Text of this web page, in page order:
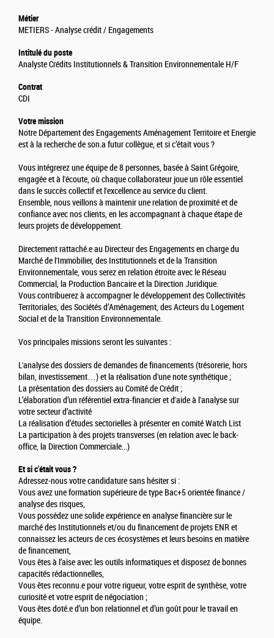
Métier
METIERS - Analyse crédit / Engagements
Intitulé du poste
Analyste Crédits Institutionnels & Transition Environnementale H/F
Contrat
CDI
Votre mission
Notre Département des Engagements Aménagement Territoire et Energie
est à la recherche de son.a futur collègue, et si c’était vous ?
Vous intégrerez une équipe de 8 personnes, basée à Saint Grégoire,
engagée et à l'écoute, où chaque collaborateur joue un rôle essentiel
dans le succès collectif et l'excellence au service du client.
Ensemble, nous veillons à maintenir une relation de proximité et de
confiance avec nos clients, en les accompagnant à chaque étape de
leurs projets de développement.
Directement rattaché.e au Directeur des Engagements en charge du
Marché de l'Immobilier, des Institutionnels et de la Transition
Environnementale, vous serez en relation étroite avec le Réseau
Commercial, la Production Bancaire et la Direction Juridique.
Vous contribuerez à accompagner le développement des Collectivités
Territoriales, des Sociétés d’Aménagement, des Acteurs du Logement
Social et de la Transition Environnementale.
Vos principales missions seront les suivantes :
L'analyse des dossiers de demandes de financements (trésorerie, hors
bilan, investissement…) et la réalisation d'une note synthétique ;
La présentation des dossiers au Comité de Crédit ;
L’élaboration d’un référentiel extra-financier et d'aide à l'analyse sur
votre secteur d’activité
La réalisation d’études sectorielles à présenter en comité Watch List
La participation à des projets transverses (en relation avec le back-
office, la Direction Commerciale...)
Et si c'était vous ?
Adressez-nous votre candidature sans hésiter si :
Vous avez une formation supérieure de type Bac+5 orientée finance /
analyse des risques,
Vous possédez une solide expérience en analyse financière sur le
marché des Institutionnels et/ou du financement de projets ENR et
connaissez les acteurs de ces écosystèmes et leurs besoins en matière
de financement,
Vous êtes à l’aise avec les outils informatiques et disposez de bonnes
capacités rédactionnelles,
Vous êtes reconnu.e pour votre rigueur, votre esprit de synthèse, votre
curiosité et votre esprit de négociation ;
Vous êtes doté.e d’un bon relationnel et d’un goût pour le travail en
équipe.